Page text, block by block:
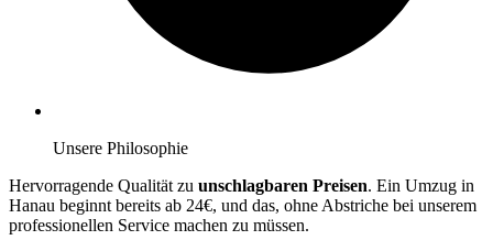
Unsere Philosophie
Hervorragende Qualität zu unschlagbaren Preisen. Ein Umzug in
Hanau beginnt bereits ab 24€, und das, ohne Abstriche bei unserem
professionellen Service machen zu müssen.